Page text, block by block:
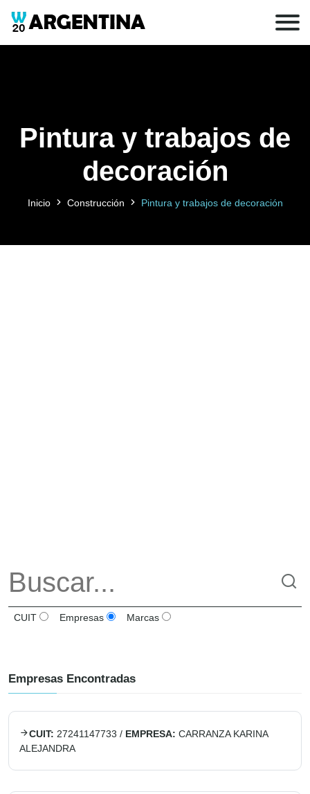
Pintura y trabajos de
decoración
Inicio Construcción Pintura y trabajos de decoración
CUIT Empresas Marcas
Empresas Encontradas
CUIT: 27241147733 / EMPRESA: CARRANZA KARINA
ALEJANDRA